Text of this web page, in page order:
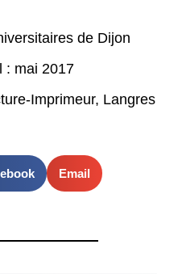
de Dijon
: mai 2017
Imprimeur, Langres
Email